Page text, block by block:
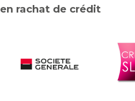
en rachat de crédit